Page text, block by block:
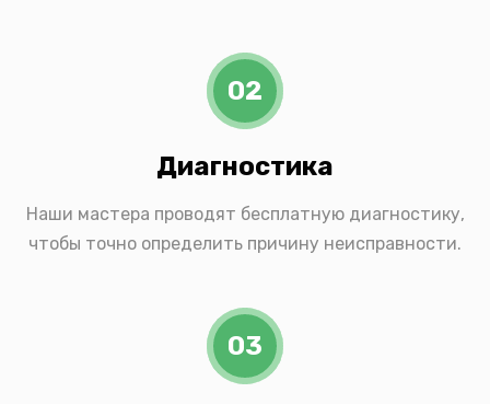
02
Диагностика
Наши мастера проводят бесплатную диагностику,
чтобы точно определить причину неисправности.
03